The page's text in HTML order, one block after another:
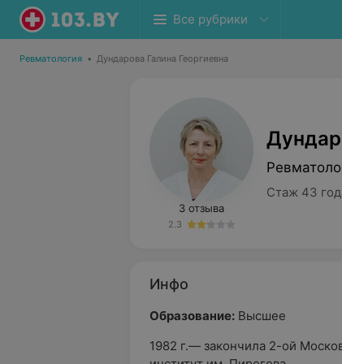
Все рубрики
Ревматология • Дундарова Галина Георгиевна
3 отзыва
2.3
Стаж 43
Инфо
Образование: Высшее
1982 г.— закончила 2-ой